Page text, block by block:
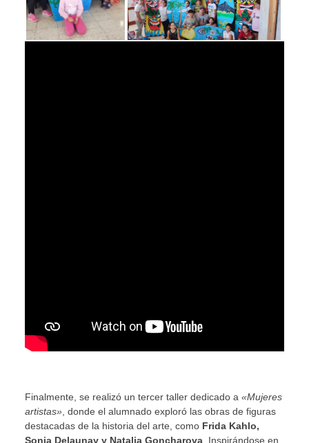
Finalmente, se realizó un tercer taller dedicado a «Mujeres
artistas», donde el alumnado exploró las obras de figuras
destacadas de la historia del arte, como Frida Kahlo,
Sonia Delaunay y Natalia Goncharova. Inspirándose en